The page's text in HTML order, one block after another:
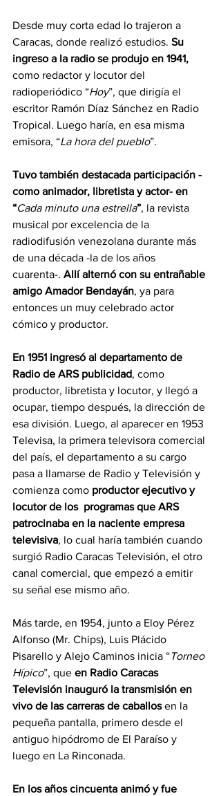
Desde muy corta edad lo trajeron a
Caracas, donde realizó estudios. Su
ingreso a la radio se produjo en 1941,
como redactor y locutor del
radioperiódico “Hoy”, que dirigía el
escritor Ramón Díaz Sánchez en Radio
Tropical. Luego haría, en esa misma
emisora, “La hora del pueblo”.
Tuvo también destacada participación -
como animador, libretista y actor- en
“Cada minuto una estrella”, la revista
musical por excelencia de la
radiodifusión venezolana durante más
de una década -la de los años
cuarenta-. Allí alternó con su entrañable
amigo Amador Bendayán, ya para
entonces un muy celebrado actor
cómico y productor.
En 1951 ingresó al departamento de
Radio de ARS publicidad, como
productor, libretista y locutor, y llegó a
ocupar, tiempo después, la dirección de
esa división. Luego, al aparecer en 1953
Televisa, la primera televisora comercial
del país, el departamento a su cargo
pasa a llamarse de Radio y Televisión y
comienza como productor ejecutivo y
locutor de los  programas que ARS
patrocinaba en la naciente empresa
televisiva, lo cual haría también cuando
surgió Radio Caracas Televisión, el otro
canal comercial, que empezó a emitir
su señal ese mismo año.
Más tarde, en 1954, junto a Eloy Pérez
Alfonso (Mr. Chips), Luis Plácido
Pisarello y Alejo Caminos inicia “Torneo
Hípico”, que en Radio Caracas
Televisión inauguró la transmisión en
vivo de las carreras de caballos en la
pequeña pantalla, primero desde el
antiguo hipódromo de El Paraíso y
luego en La Rinconada.
En los años cincuenta animó y fue